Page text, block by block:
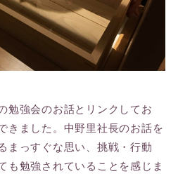
勉強会のお話とリンクしてお
きました。中野里社長のお話を
まっすぐな思い、挑戦・行動
も勉強されていることを感じま